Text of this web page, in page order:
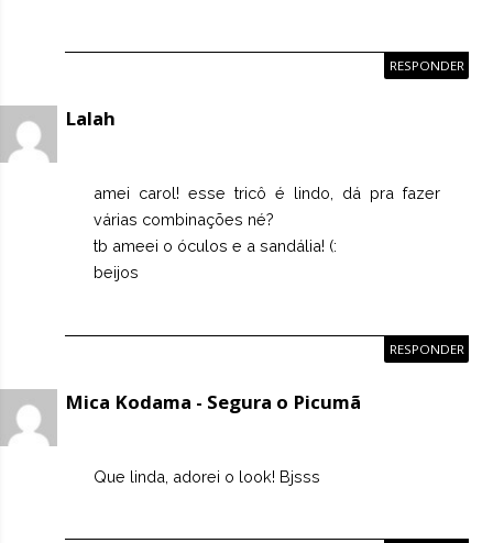
RESPONDER
Lalah
amei carol! esse tricô é lindo, dá pra fazer
várias combinações né?
tb ameei o óculos e a sandália! (:
beijos
RESPONDER
Mica Kodama - Segura o Picumã
Que linda, adorei o look! Bjsss